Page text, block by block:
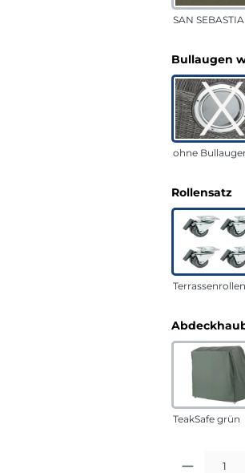
SAN
Bullaugen
ohne
Rollensatz
Terrassenrollen
TeakSafe grün
Produkt